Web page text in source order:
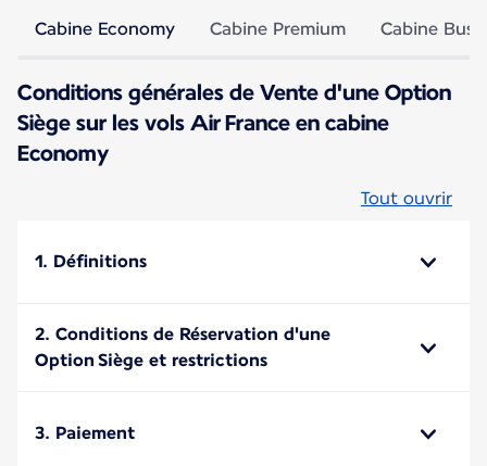
Cabine Economy Cabine Premium Cabine
Conditions générales de Vente d'une Option
Siège sur les vols Air France en cabine
Economy
Tout ouvrir
1. Définitions
2. Conditions de Réservation d'une
Option Siège et restrictions
3. Paiement